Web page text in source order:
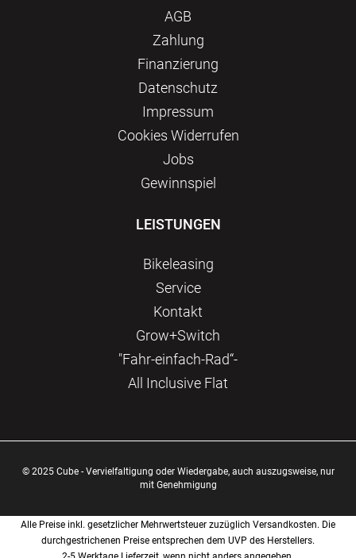
AGB
Zahlung
Finanzierung
Datenschutz
Impressum
Сookies Widerrufen
Jobs
Gewinnspiel
LEISTUNGEN
Bikeleasing
Service
Kontakt
Grow+Switch
"Fahr-einfach-Rad“-
All Inclusive Flat
© 2025 Cube - Vervielfaltigung oder Wiedergabe, auch auszugsweise, nur
mit Genehmigung
Alle Preise inkl. gesetzlicher Mehrwertsteuer zuzüglich Versandkosten. Die
durchgestrichenen Preise entsprechen dem UVP des Herstellers.